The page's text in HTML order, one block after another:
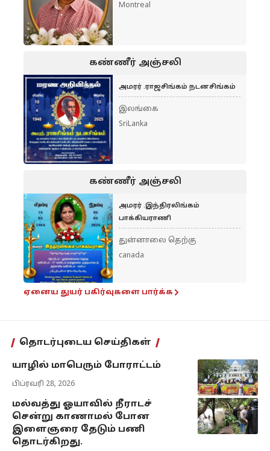
Montreal
கண்ணீர் அஞ்சலி
அமரர் .ராஜசிங்கம் நடனசிங்கம்
இலங்கை
SriLanka
கண்ணீர் அஞ்சலி
அமரர் .இந்திரலிங்கம்
பாக்கியராணி
துன்னாலை தெற்கு
canada
ஏனைய துயர் பகிர்வுகளை பார்க்க
தொடர்புடைய செய்திகள்
யாழில் மாபெரும் போராட்டம்
பிப்ரவரி 28, 2026
மல்வத்து ஓயாவில் நீராடச்
சென்று காணாமல் போன
இளைஞரை தேடும் பணி
தொடர்கிறது.